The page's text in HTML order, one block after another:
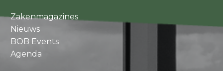
Zakenmagazines
Nieuws
BOB Events
Agenda